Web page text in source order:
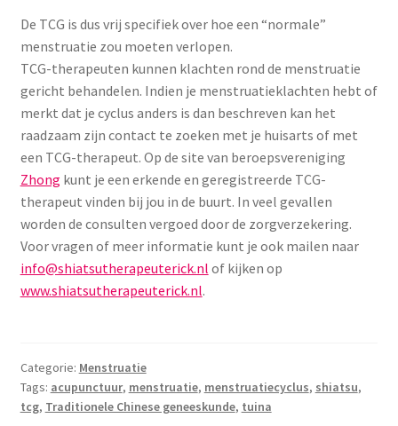
De TCG is dus vrij specifiek over hoe een “normale”
menstruatie zou moeten verlopen.
TCG-therapeuten kunnen klachten rond de menstruatie
gericht behandelen. Indien je menstruatieklachten hebt of
merkt dat je cyclus anders is dan beschreven kan het
raadzaam zijn contact te zoeken met je huisarts of met
een TCG-therapeut. Op de site van beroepsvereniging
Zhong kunt je een erkende en geregistreerde TCG-
therapeut vinden bij jou in de buurt. In veel gevallen
worden de consulten vergoed door de zorgverzekering.
Voor vragen of meer informatie kunt je ook mailen naar
info@shiatsutherapeuterick.nl of kijken op
www.shiatsutherapeuterick.nl.
Categorie: Menstruatie
Tags: acupunctuur, menstruatie, menstruatiecyclus, shiatsu,
tcg, Traditionele Chinese geneeskunde, tuina